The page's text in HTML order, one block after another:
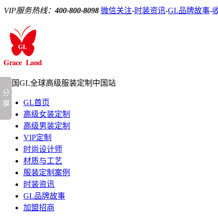
VIP服务热线：400-800-8098 微信关注-时装资讯-GL品牌故事-
法国GL全球高级服装定制中国站
GL首页
高级女装定制
高级男装定制
VIP定制
时尚设计师
材质与工艺
服装定制案例
时装资讯
GL品牌故事
加盟招商